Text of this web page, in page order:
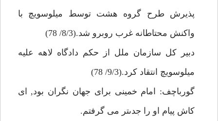
پذيرش طرح گروه هشت توسط ميلوسويچ با
واكنش محتاطانه غرب روبرو شد.(8/3/ 78)
دبير كل سازمان ملل از حكم دادگاه لاهه عليه
ميلوسويچ انتقاد كرد.(9/3/ 78)
گورباچف: امام خمينى براى جهان نگران بود, اى
كاش پيام او را جدىتر مى گرفتم.